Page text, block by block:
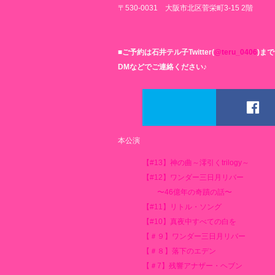
〒530-0031 大阪市北区菅栄町3-15 2階
■ご予約は石井テル子Twitter(@teru_0406)まで
DMなどでご連絡ください♪
本公演
【#13】神の曲～澪引くtrilogy～
【#12】ワンダー三日月リバー
〜46億年の奇蹟の話〜
【#11】リトル・ソング
【#10】真夜中すべての白を
【＃９】ワンダー三日月リバー
【＃８】落下のエデン
【＃7】残響アナザー・ヘブン